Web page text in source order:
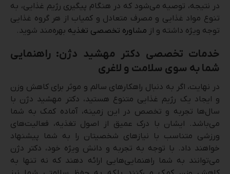
در نتیجه، توصیه می‌شود که در هنگام پیگیری رژیم غذایی، به
تنوع مواد غذایی و مصرف متعادل و کمیاب از هر گروه غذایی
توجه ویژه داشته و از مشاوره تخصصی تغذیه بهره‌مند شوید.
خدمات تخصصی دکتر مهشید دژن: راهنمایی
شما به سوی سلامت و لاغری
در نهایت، اگر به دنبال راهکارهای سالم و موثر برای کاهش وزن
و ایجاد یک رژیم غذایی متنوع هستید، دکتر مهشید دژن با
سال‌ها تجربه و تخصص در این زمینه، آماده کمک به شما
می‌باشد. ایشان با درک عمیق از اصول تغذیه، فعالیت‌های
ورزشی متناسب با نیازهای شخصیتان را به شما پیشنهاد
خواهند داد. با توجه به تجربه و دانش ویژه خود، دکتر دژن
می‌توانند به شما راهنمایی‌هایی ارائه دهند که نه تنها به